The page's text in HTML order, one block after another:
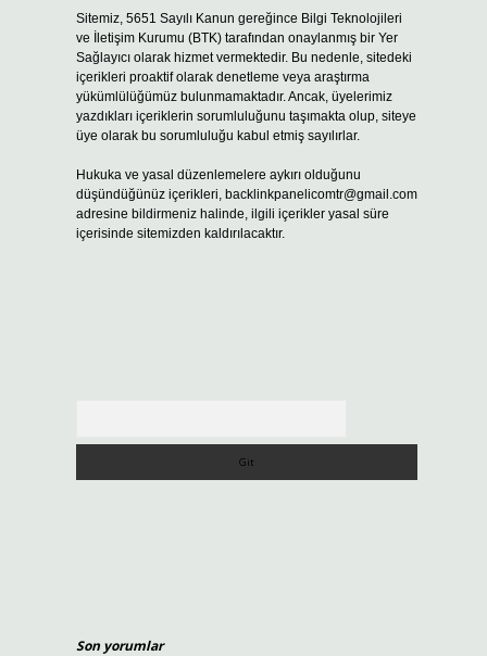
Sitemiz, 5651 Sayılı Kanun gereğince Bilgi Teknolojileri
ve İletişim Kurumu (BTK) tarafından onaylanmış bir Yer
Sağlayıcı olarak hizmet vermektedir. Bu nedenle, sitedeki
içerikleri proaktif olarak denetleme veya araştırma
yükümlülüğümüz bulunmamaktadır. Ancak, üyelerimiz
yazdıkları içeriklerin sorumluluğunu taşımakta olup, siteye
üye olarak bu sorumluluğu kabul etmiş sayılırlar.
Hukuka ve yasal düzenlemelere aykırı olduğunu
düşündüğünüz içerikleri, backlinkpanelicomtr@gmail.com
adresine bildirmeniz halinde, ilgili içerikler yasal süre
içerisinde sitemizden kaldırılacaktır.
Son yorumlar